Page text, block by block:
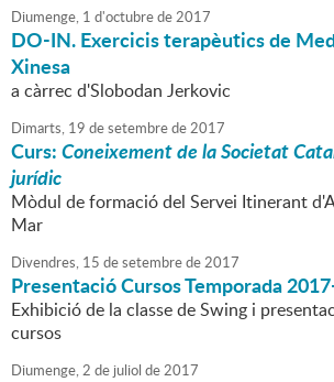
Diumenge, 1 d'octubrede2017
DO-IN. Exercicis terapèutics de
Xinesa
a càrrec d'Slobodan Jerkovic
Dimarts, 19 desetembrede2017
Curs:Coneixement de la Societat
jurídic
Mòdul de formació del Servei Itinerant
Mar
Divendres, 15 desetembrede2017
Presentació Cursos Temporada
Exhibició de la classe de Swing i
cursos
Diumenge,2 de juliol de2017